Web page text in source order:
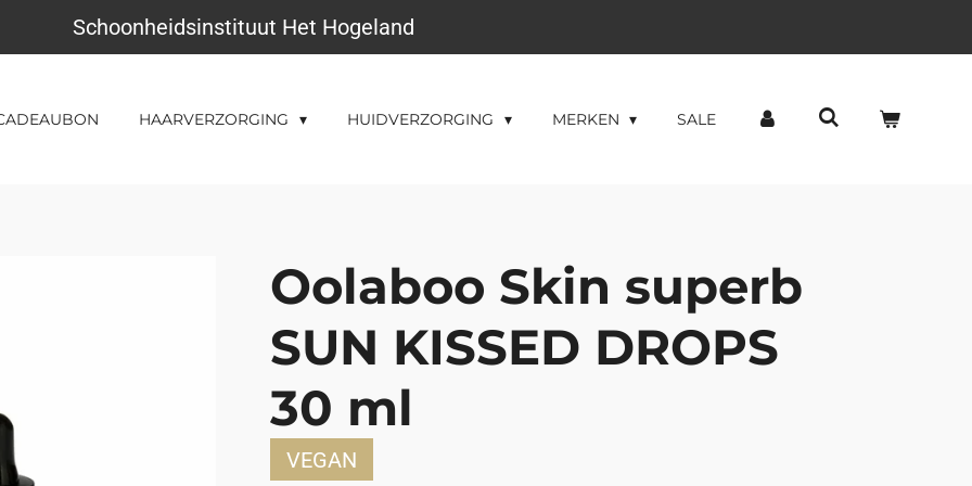
Schoonheidsinstituut Het Hogeland
HAARVERZORGING HUIDVERZORGING MERKEN SALE
Oolaboo Skin superb
SUN KISSED DROPS
30 ml
VEGAN